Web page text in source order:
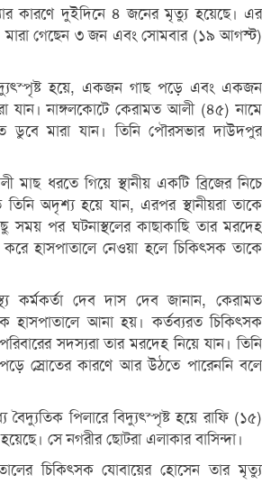
কারণে দুইদিনে ৪ জনের মৃত্যু হয়েছে। এর
গেছেন ৩ জন এবং সোমবার (১৯ আগস্ট)
হয়ে, একজন গাছ পড়ে এবং একজন
যান। নাঙ্গলকোটে কেরামত আলী (৪৫) নামে
ডুবে মারা যান। তিনি পৌরসভার দাউদপুর
মাছ ধরতে গিয়ে স্থানীয় একটি ব্রিজের নিচে
তিনি অদৃশ্য হয়ে যান, এরপর স্থানীয়রা তাকে
পর ঘটনাস্থলের কাছাকাছি তার মরদেহ
হাসপাতালে নেওয়া হলে চিকিৎসক তাকে
কর্মকর্তা দেব দাস দেব জানান, কেরামত
হাসপাতালে আনা হয়। কর্তব্যরত চিকিৎসক
সদস্যরা তার মরদেহ নিয়ে যান। তিনি
স্রোতের কারণে আর উঠতে পারেননি বলে
বৈদ্যুতিক পিলারে বিদ্যুৎস্পৃষ্ট হয়ে রাফি (১৫)
সে নগরীর ছোটরা এলাকার বাসিন্দা।
চিকিৎসক যোবায়ের হোসেন তার মৃত্যু